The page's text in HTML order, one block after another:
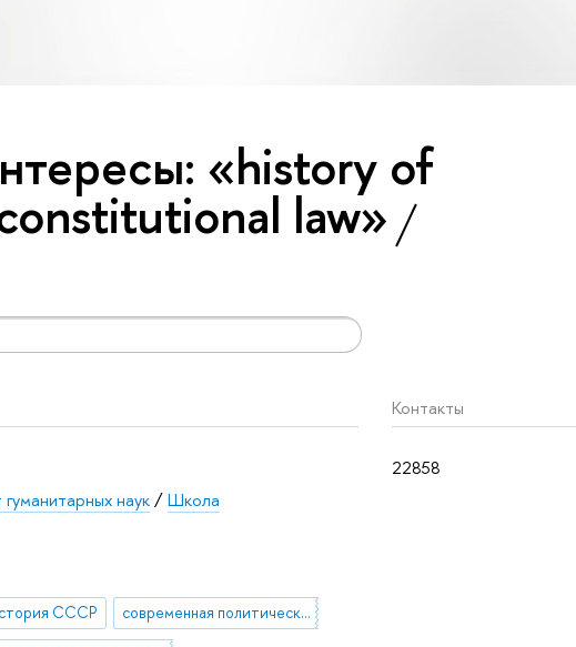
«history of
law»
Контакты
22858
наук/Школа
СССР современная политическая история